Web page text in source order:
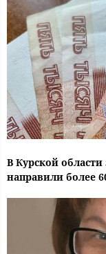
В Курской
направили более